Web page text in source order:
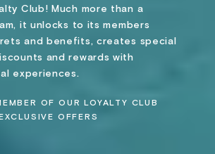
Club! Much more than a
it unlocks to its members
and benefits, creates special
and rewards with
experiences.
OF OUR LOYALTY CLUB
OFFERS